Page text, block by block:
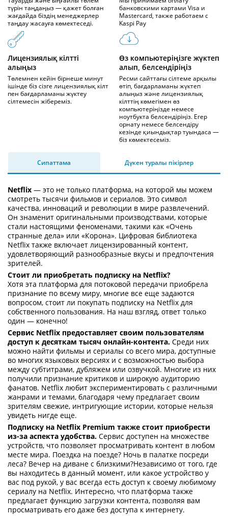
түрін таңдаңыз — қажет болған
жағдайда біздің менеджерлер
таңдау жасауға көмектеседі.
банковскими картами Visa и
Mastercard, также работаем с
Kaspi Pay
Лицензиялық кілтті
алыңыз
Төлемнен кейін бірнеше минут
ішінде біз сізге лицензиялық кілт
пен бағдарламаны жүктеу
сілтемесін жібереміз.
Өз компьютеріңізге жүктеп
алып, белсендіріңіз
Ресми сайттағы сілтеме арқылы
өтіп, бағдарламаны жүктеп
алыңыз және лицензиялық
кілттің көмегімен өз
компьютеріңізде немесе
ноутбукта белсендіріңіз. Егер
орнату немесе белсендіру
кезінде қиындықтар туындаса —
біз көмектесеміз.
Сипаттама Дүкен туралы пікірлер
Netflix — это не только платформа, на которой мы можем
смотреть тысячи фильмов и сериалов. Это символ
качества, инноваций и революции в мире развлечений.
Он знаменит оригинальными производствами, которые
стали настоящими феноменами, такими как «Очень
странные дела» или «Корона». Цифровая библиотека
Netflix также включает лицензированный контент,
удовлетворяющий разнообразные вкусы и предпочтения
зрителей.
Стоит ли приобретать подписку на Netflix?
Хотя эта платформа для потоковой передачи приобрела
признание по всему миру, многие все еще задаются
вопросом, стоит ли покупать подписку на Netflix для
собственного пользования. На наш взгляд, ответ только
один — конечно!
Сервис Netflix предоставляет своим пользователям
доступ к десяткам тысяч онлайн-контента. Среди них
можно найти фильмы и сериалы со всего мира, доступные
во многих языковых версиях и с возможностью выбора
между субтитрами, дубляжем или озвучкой. Многие из них
получили признание критиков и широкую аудиторию
фанатов. Netflix любит экспериментировать с различными
жанрами и темами, благодаря чему предлагает своим
зрителям свежие, интригующие истории, которые нельзя
увидеть нигде еще.
Подписку на Netflix Premium также стоит приобрести
из-за аспекта удобства. Сервис доступен на множестве
устройств, что позволяет просматривать контент в любом
месте мира. Поездка на поезде? Ночь в палатке посреди
леса? Вечер на диване с близкими?Независимо от того, где
вы находитесь в данный момент, или какое устройство у
вас под рукой, у вас всегда есть доступ к своему любимому
сериалу на Netflix. Интересно, что платформа также
предлагает функцию загрузки контента, позволяя вам
просматривать его даже без доступа к интернету.